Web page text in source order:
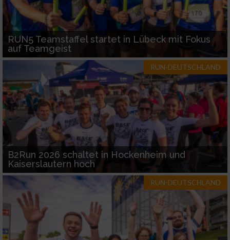
RUN5 Teamstaffel startet in Lübeck mit Fokus
auf Teamgeist
RUN-DEUTSCHLAND
B2Run 2026 schaltet in Hockenheim und
Kaiserslautern hoch
RUN-DEUTSCHLAND